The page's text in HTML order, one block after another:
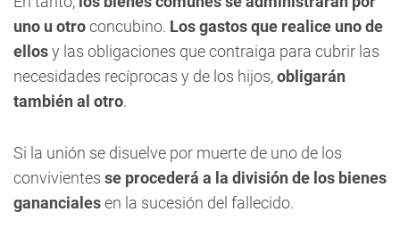
uno u otroconcubino. Los gastos que realice uno de
ellosy las obligaciones que contraiga para cubrir las
necesidades recíprocas y de los hijos,obligarán
también al otro.
Si la unión se disuelve por muerte de uno de los
convivientes se procederá a la división de los bienes
ganancialesen la sucesión del fallecido.